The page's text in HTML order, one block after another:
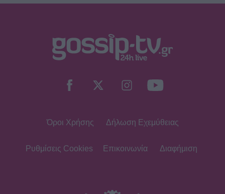
Όροι Χρήσης Δήλωση Εχεμύθειας
Ρυθμίσεις Cookies Επικοινωνία Διαφήμιση